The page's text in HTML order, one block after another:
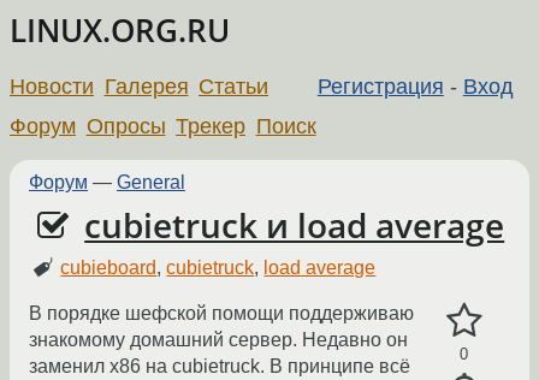
LINUX.ORG.RU
Регистрация - Вход
Новости Галерея Статьи
Форум Опросы Трекер Поиск
Форум — General
cubietruck и load average
cubieboard,cubietruck, load average
0
В порядке шефской помощи поддерживаю
знакомому домашний сервер. Недавно он
заменил x86 на cubietruck. В принципе всё